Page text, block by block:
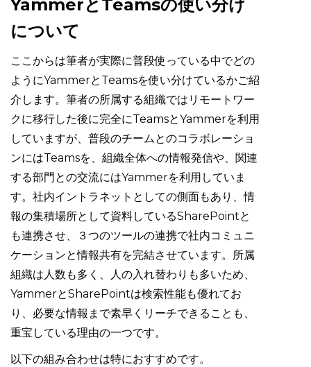
YammerとTeamsの使い分け
について
ここからは筆者が実際に普段使っている中でどの
ようにYammerとTeamsを使い分けているかご紹
介します。筆者の所属する組織ではリモートワー
クに移行した後に完全にTeamsとYammerを利用
していますが、普段のチームとのコラボレーショ
ンにはTeamsを、組織全体への情報発信や、関連
する部門との交流にはYammerを利用していま
す。社内イントラネットとしての側面もあり、情
報の集積場所として資料しているSharePointと
も連携させ、３つのツールの連携で社内コミュニ
ケーションと情報共有を完結させています。所属
組織は人数も多く、人の入れ替わりも多いため、
YammerとSharePointは検索性能も優れてお
り、必要な情報まで素早くリーチできることも、
重宝している理由の一つです。
以下の組み合わせは特におすすめです。